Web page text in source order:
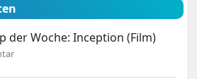
der Woche: Inception (Film)